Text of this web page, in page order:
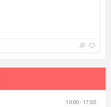
10:00 - 17:00